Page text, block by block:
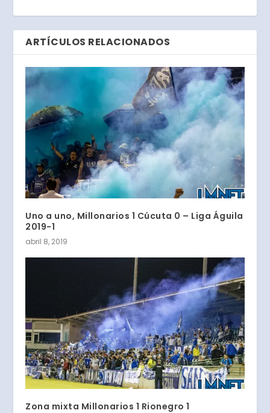
ARTÍCULOS RELACIONADOS
Uno a uno, Millonarios 1 Cúcuta 0 – Liga Águila
2019-1
abril 8, 2019
Zona mixta Millonarios 1 Rionegro 1